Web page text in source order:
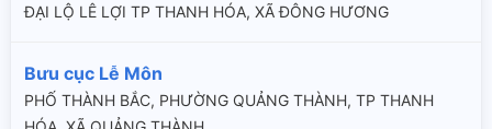
ĐẠI LỘ LÊ LỢI TP THANH HÓA, XÃ ĐÔNG HƯƠNG
Bưu cục Lễ Môn
PHỐ THÀNH BẮC, PHƯỜNG QUẢNG THÀNH, TP THANH